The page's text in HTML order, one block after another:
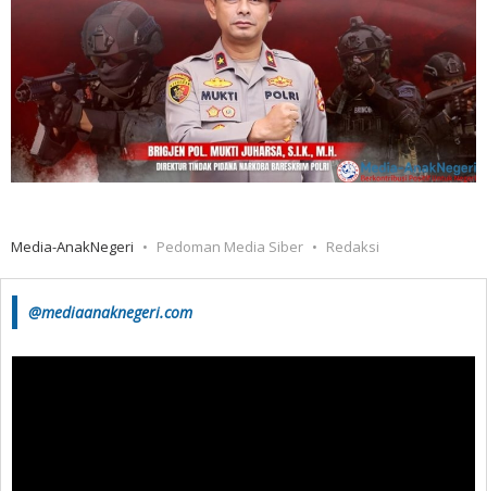
Media-AnakNegeri Pedoman Media Siber Redaksi
@mediaanaknegeri.com